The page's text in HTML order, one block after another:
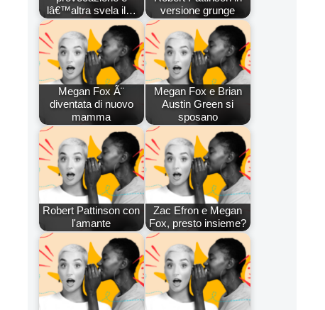
lâ€™altra svela il…
versione grunge
Megan Fox Ã¨
diventata di nuovo
mamma
Megan Fox e Brian
Austin Green si
sposano
Robert Pattinson con
l'amante
Zac Efron e Megan
Fox, presto insieme?